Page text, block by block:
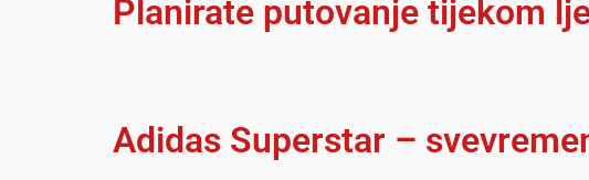
Planirate putovanje tijekom
Adidas Superstar –